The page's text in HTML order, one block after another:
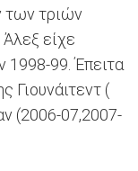
των τριών
είχε
1998-99. Έπειτα
Γιουνάιτεντ (
(2006-07,2007-